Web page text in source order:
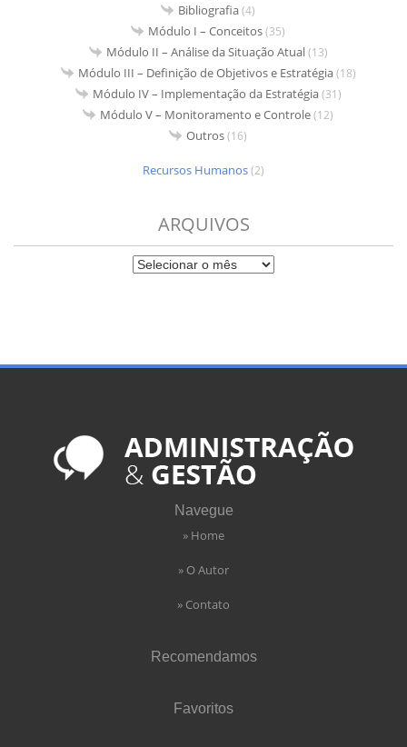
Bibliografia(4)
Módulo I – Conceitos(35)
Módulo II – Análise da Situação Atual(13)
Módulo III – Definição de Objetivos e Estratégia(18)
Módulo IV – Implementação da Estratégia(31)
Módulo V – Monitoramento e Controle(12)
Outros(16)
Recursos Humanos(2)
ARQUIVOS
Navegue
» Home
» O Autor
» Contato
Recomendamos
Favoritos